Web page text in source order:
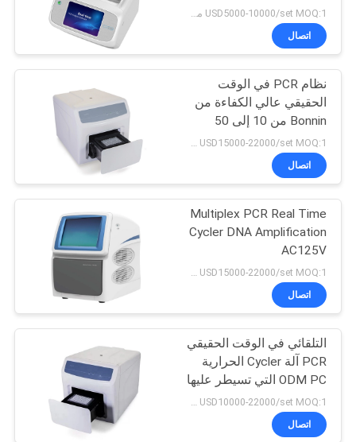
اطلب
اقتباس
خريطة
الموقع
PRIVACY
POLICY
معالجة الحبر المرن
29
TGA DSC حرارة الأداة
12
المسح التفاضلي
المسعر
5
USD5000-10000/set MOQ:1 مجموعة
اتصال
نظام PCR في الوقت
الحقيقي عالي الكفاءة من
Bonnin من 10 إلى 50
ميكرولتر لتشخيص
البيولوجيا الجزيئية
USD15000-22000/set MOQ:1 مجموعة
اتصال
Multiplex PCR Real Time
Cycler DNA Amplification
AC125V
اتصال
التلقائي في الوقت الحقيقي
PCR آلة Cycler الحرارية
ODM PC التي تسيطر عليها
اتصال